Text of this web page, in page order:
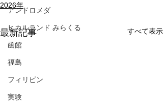
アンドロメダ
ヒカルランド みらくる
函館
福島
フィリピン
実験
2026年
最新記事 すべて表示